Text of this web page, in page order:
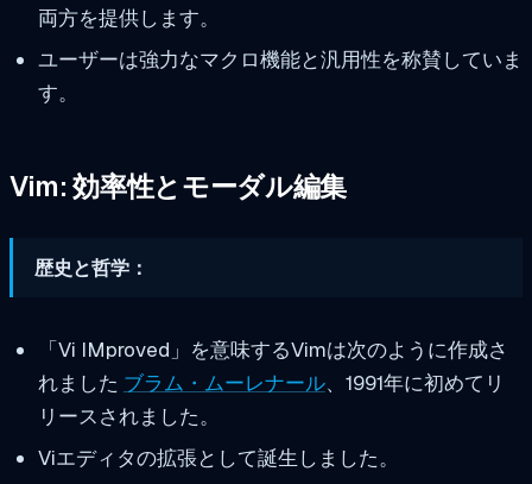
両方を提供します。
ユーザーは強力なマクロ機能と汎用性を称賛していま
す。
Vim: 効率性とモーダル編集
歴史と哲学：
「Vi IMproved」を意味するVimは次のように作成さ
れました ブラム・ムーレナール、1991年に初めてリ
リースされました。
Viエディタの拡張として誕生しました。